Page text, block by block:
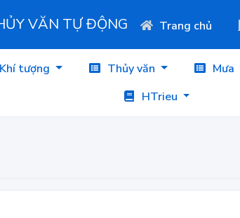
VĂN TỰ ĐỘNG Trang chủ
Khí tượng Thủy văn Mưa
HTrieu